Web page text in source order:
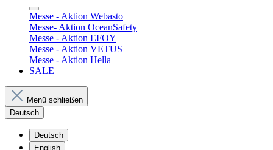
Messe - Aktion Webasto
Messe- Aktion OceanSafety
Messe - Aktion EFOY
Messe - Aktion VETUS
Messe - Aktion Hella
SALE
Menü schließen
Deutsch
Deutsch
English